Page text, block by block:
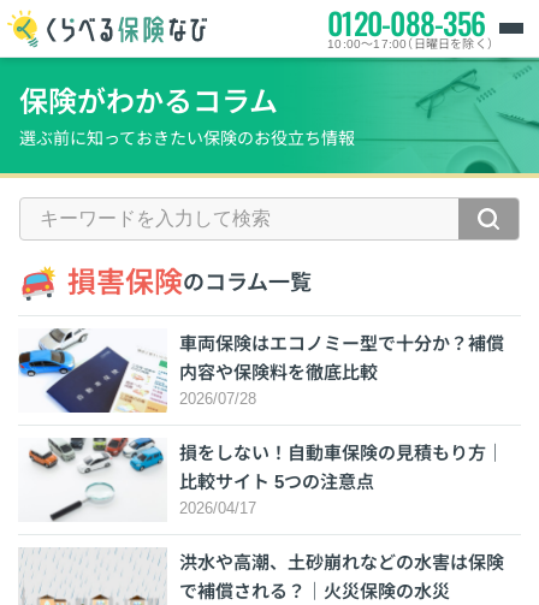
0120-088-356
10:00～17:00（日曜日を除く）
保険がわかるコラム
選ぶ前に知っておきたい保険のお役立ち情報
損害保険のコラム一覧
車両保険はエコノミー型で十分か？補償
内容や保険料を徹底比較
2026/07/28
損をしない！自動車保険の見積もり方｜
比較サイト 5つの注意点
2026/04/17
洪水や高潮、土砂崩れなどの水害は保険
で補償される？｜火災保険の水災